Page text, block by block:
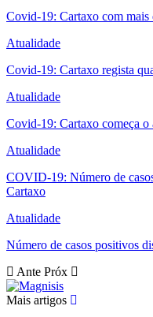
Covid-19: Cartaxo com mais
Atualidade
Covid-19: Cartaxo regista
Atualidade
Covid-19: Cartaxo começa o
Atualidade
COVID-19: Número de
Cartaxo
Atualidade
Número de casos positivos
Ante Próx
Mais artigos